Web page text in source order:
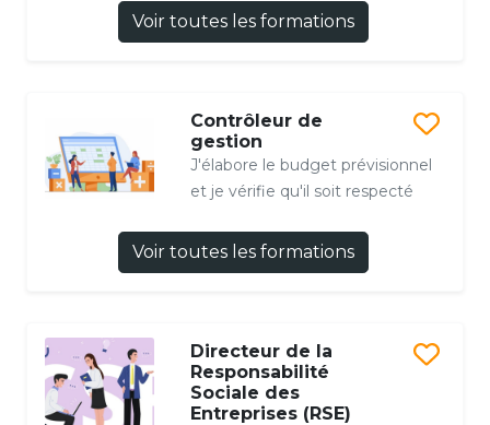
Voir toutes les formations
Contrôleur de
gestion
J'élabore le budget prévisionnel
et je vérifie qu'il soit respecté
Voir toutes les formations
Directeur de la
Responsabilité
Sociale des
Entreprises (RSE)